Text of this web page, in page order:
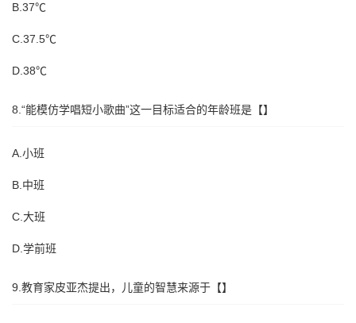
B.37℃
C.37.5℃
D.38℃
8.“能模仿学唱短小歌曲”这一目标适合的年龄班是【】
A.小班
B.中班
C.大班
D.学前班
9.教育家皮亚杰提出，儿童的智慧来源于【】